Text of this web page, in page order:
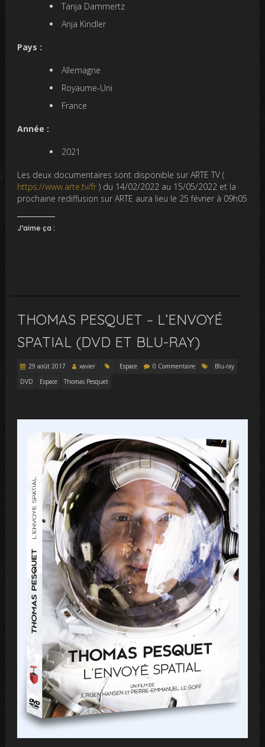
Tanja Dammertz
Anja Kindler
Pays :
Allemagne
Royaume-Uni
France
Année :
2021
Les deux documentaires sont disponible sur ARTE TV (
https://www.arte.tv/fr) du 14/02/2022 au 15/05/2022 et la
prochaine rediffusion sur ARTE aura lieu le 25 février à 09h05
J’aime ça :
THOMAS PESQUET – L’ENVOYÉ
SPATIAL (DVD ET BLU-RAY)
29 août 2017 xavier Espace 0 Commentaire
Blu-ray
DVD
Espace Thomas Pesquet